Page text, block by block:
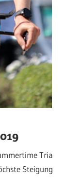
Tria
Steigung